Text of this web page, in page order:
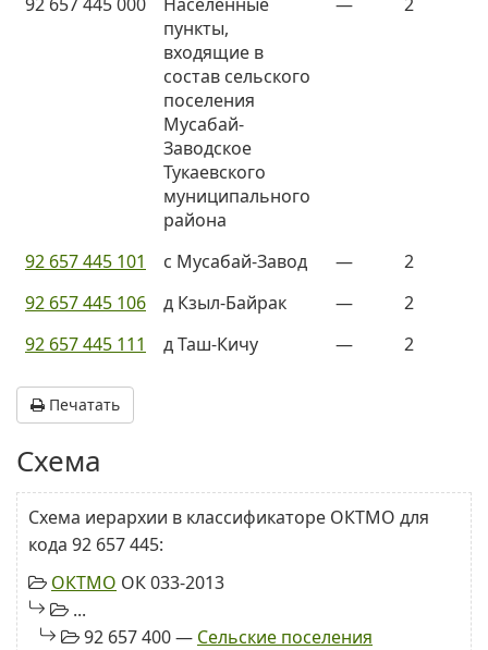
пункты,
входящие в
состав сельского
поселения
Мусабай-
Заводское
Тукаевского
муниципального
района
92 657 445 101 с Мусабай-Завод —
2
92 657 445 106
д Кзыл-Байрак —
2
92 657 445 111
д Таш-Кичу — 2
Печатать
Схема
Схема иерархии в классификаторе ОКТМО для
кода 92 657 445:
ОКТМО ОК 033-2013
...
92 657 400 — Сельские поселения